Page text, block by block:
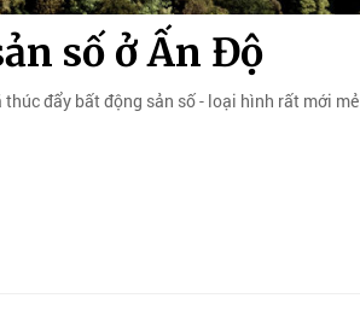
số ở Ấn Độ
đẩy bất động sản số - loại hình rất mới mẻ